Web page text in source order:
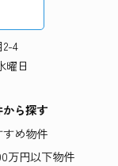
4
曜日
から探す
すめ物件
万円以下物件